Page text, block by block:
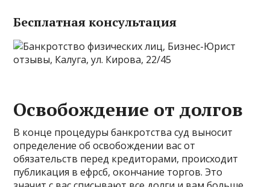
Бесплатная консультация
Освобождение от долгов
В конце процедуры банкротства суд выносит
определение об освобождении вас от
обязательств перед кредиторами, происходит
публикация в ефрсб, окончание торгов. Это